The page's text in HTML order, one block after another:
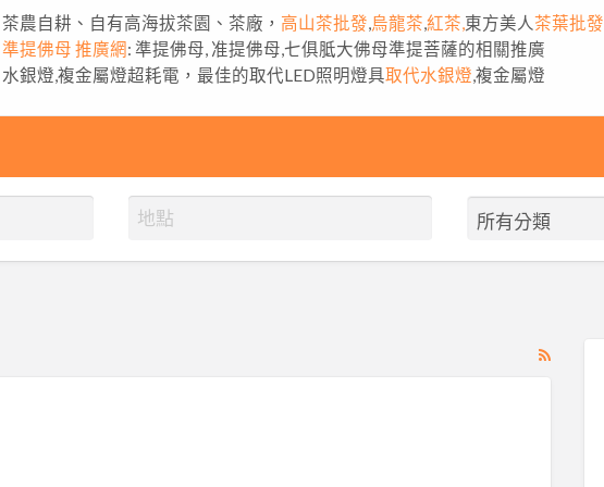
茶農自耕、自有高海拔茶園、茶廠， 高山茶批發 烏龍茶 紅茶, 東方美人 茶葉批發
準提佛母 推廣網: 準提佛母, 准提佛母,七俱胝大佛母準提菩薩的相關推廣
水銀燈,複金屬燈超耗電，最佳的取代LED照明燈具取代水銀燈 ,複金屬燈
RSS